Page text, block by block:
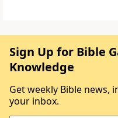
Sign Up for Bible
Knowledge
Get weekly Bible news,
your inbox.